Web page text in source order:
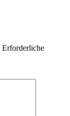
Erforderliche